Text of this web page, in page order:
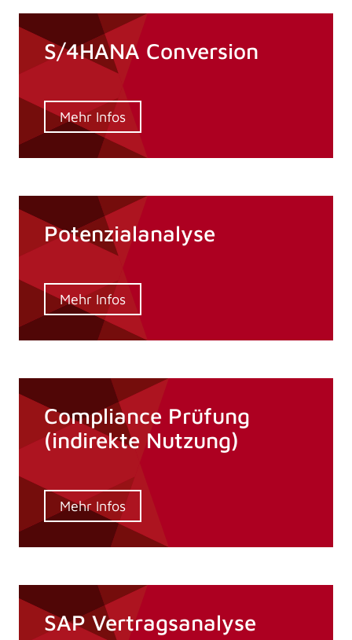
S/4HANA Conversion
Mehr Infos
Potenzialanalyse
Mehr Infos
Compliance Prüfung
(indirekte Nutzung)
Mehr Infos
SAP Vertragsanalyse